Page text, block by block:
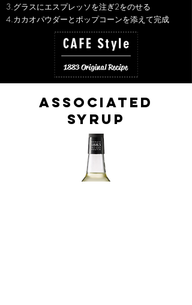
3.グラスにエスプレッソを注ぎ2をのせる
4.カカオパウダーとポップコーンを添えて完成
ASSOCIATED
SYRUP